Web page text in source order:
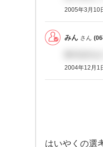
2005年3月10
みん さん
株式会社
2004年12月1
はいやくの選